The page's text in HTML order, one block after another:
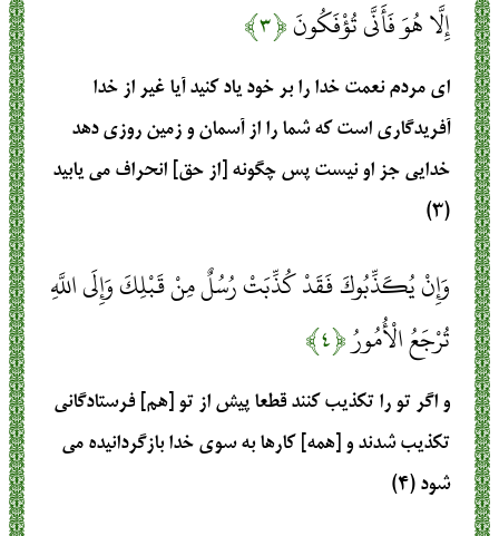
إِلَّا هُوَ فَأَنَّى تُؤْفَكُونَ﴿۳﴾
اى مردم نعمت‏ خدا را بر خود ياد كنيد آيا غير از خدا
آفريدگارى است كه شما را از آسمان و زمين روزى دهد
خدايى جز او نيست پس چگونه [از حق] انحراف مى‏ يابيد
(۳)
وَإِنْ يُكَذِّبُوكَ فَقَدْ كُذِّبَتْ رُسُلٌ مِنْ قَبْلِكَ وَإِلَى اللَّهِ
تُرْجَعُ الْأُمُورُ﴿۴﴾
و اگر تو را تكذيب كنند قطعا پيش از تو [هم] فرستادگانى
تكذيب شدند و [همه] كارها به سوى خدا بازگردانيده مى
‏شود (۴)